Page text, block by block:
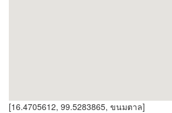
[16.4705612, 99.5283865, ขนมตาล]